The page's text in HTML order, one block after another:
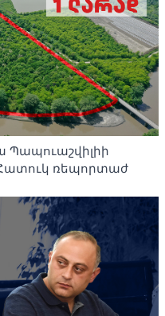
Պապուաշվիլիի
ռեպորտաժ